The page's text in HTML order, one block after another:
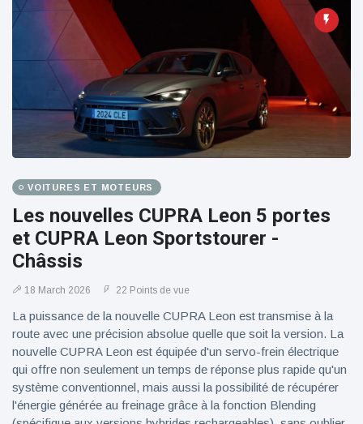
VOITURES ET MOTEURS
Les nouvelles CUPRA Leon 5 portes
et CUPRA Leon Sportstourer -
Châssis
18 March 2026 22 Points de vue
La puissance de la nouvelle CUPRA Leon est transmise à la
route avec une précision absolue quelle que soit la version. La
nouvelle CUPRA Leon est équipée d'un servo-frein électrique
qui offre non seulement un temps de réponse plus rapide qu'un
système conventionnel, mais aussi la possibilité de récupérer
l'énergie générée au freinage grâce à la fonction Blending